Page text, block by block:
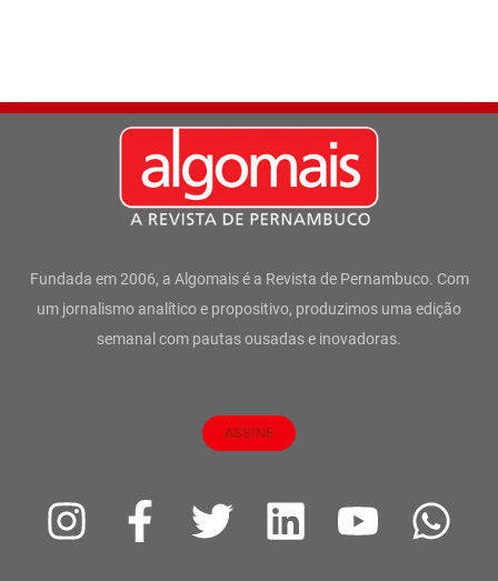
Fundada em 2006, a Algomais é a Revista de Pernambuco. Com
um jornalismo analítico e propositivo, produzimos uma edição
semanal com pautas ousadas e inovadoras.
ASSINE
I
F
a
T
L
Y
W